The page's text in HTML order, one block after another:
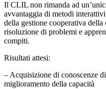
Il CLIL non rimanda ad
avvantaggia di metodi
della gestione cooperativa
risoluzione di problemi e
compiti.
Risultati attesi:
– Acquisizione di conoscenze
miglioramento della capacità